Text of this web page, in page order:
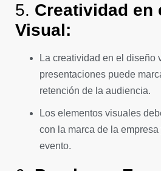
5. Creatividad en
Visual:
La creatividad en el diseño
presentaciones puede
retención de la audiencia.
Los elementos visuales
con la marca de la empresa
evento.